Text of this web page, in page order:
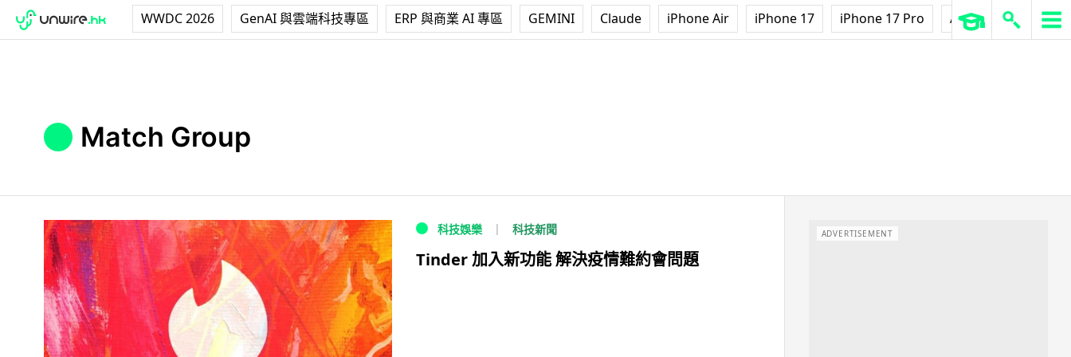
WWDC 2026 GenAI 與雲端科技專區 ERP 與商業 AI 專區 GEMINI Claude iPhone Air iPhone 17 iPhone 17 Pro AirPods Pro 3
Match Group
科技娛樂 科技新聞
Tinder 加入新功能 解決疫情難約會問題
ADVERTISEMENT